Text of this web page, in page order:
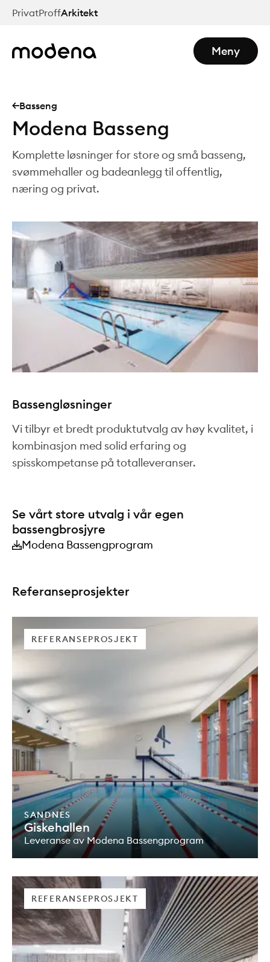
Hopp
PrivatProffArkitekt
Meny
Basseng
Modena Basseng
Komplette løsninger for store og små basseng,
svømmehaller og badeanlegg til offentlig,
næring og privat.
Bassengløsninger
Vi tilbyr et bredt produktutvalg av høy kvalitet, i
kombinasjon med solid erfaring og
spisskompetanse på totalleveranser.
Se vårt store utvalg i vår egen
bassengbrosjyre
Modena Bassengprogram
Referanseprosjekter
REFERANSEPROSJEKT
SANDNES
Giskehallen
Leveranse av Modena Bassengprogram
REFERANSEPROSJEKT